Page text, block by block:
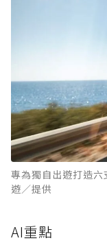
專為獨自出遊打造
遊／提供
AI重點